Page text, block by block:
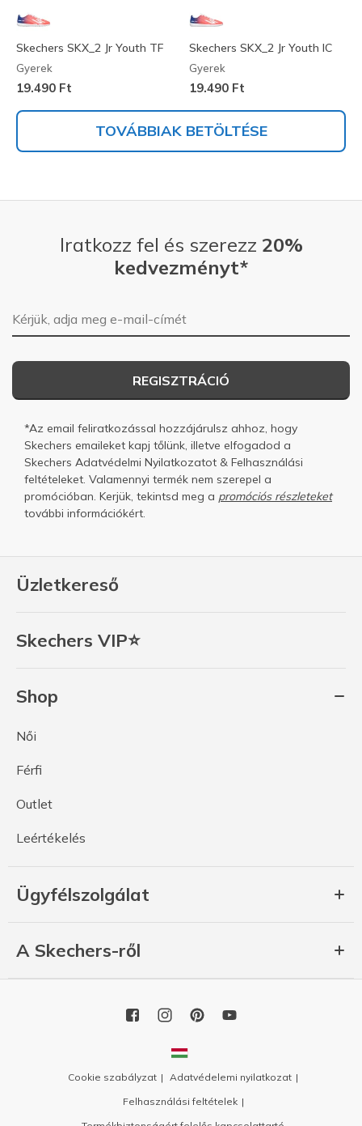
Skechers SKX_2 Jr Youth TF
Gyerek
19.490 Ft
Skechers SKX_2 Jr Youth IC
Gyerek
19.490 Ft
TOVÁBBIAK BETÖLTÉSE
Üzletkereső
Skechers VIP⭐
Shop
Női
Férfi
Outlet
Leértékelés
Ügyfélszolgálat
A Skechers-ről
Iratkozz fel és szerezz 20%
kedvezményt*
E-mail-cím
REGISZTRÁCIÓ
*Az email feliratkozással hozzájárulsz ahhoz, hogy
Skechers emaileket kapj tőlünk, illetve elfogadod a
Skechers Adatvédelmi Nyilatkozatot & Felhasználási
feltételeket. Valamennyi termék nem szerepel a
promócióban. Kerjük, tekintsd meg a promóciós részleteket
további információkért.
Cookie szabályzat
Adatvédelemi nyilatkozat
Felhasználási feltételek